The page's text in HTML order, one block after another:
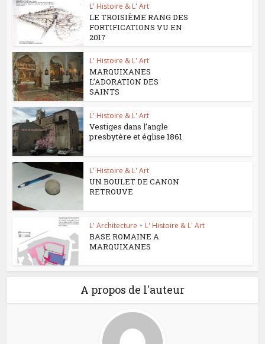
L' Histoire & L' Art
LE TROISIÈME RANG DES
FORTIFICATIONS VU EN
2017
L' Histoire & L' Art
MARQUIXANES
L’ADORATION DES
SAINTS
L' Histoire & L' Art
Vestiges dans l’angle
presbytère et église 1861
L' Histoire & L' Art
UN BOULET DE CANON
RETROUVE
L' Architecture • L' Histoire & L' Art
BASE ROMAINE A
MARQUIXANES
A propos de l'auteur